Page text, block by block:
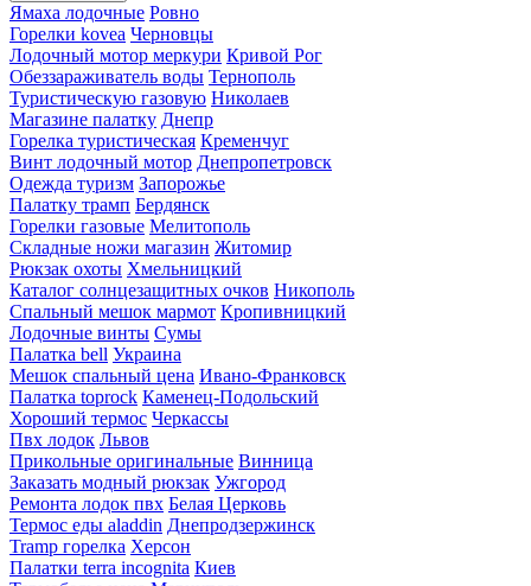
Ямаха лодочные Ровно
Горелки kovea Черновцы
Лодочный мотор меркури Кривой Рог
Обеззараживатель воды Тернополь
Туристическую газовую Николаев
Магазине палатку Днепр
Горелка туристическая Кременчуг
Винт лодочный мотор Днепропетровск
Одежда туризм Запорожье
Палатку трамп Бердянск
Горелки газовые Мелитополь
Складные ножи магазин Житомир
Рюкзак охоты Хмельницкий
Каталог солнцезащитных очков Никополь
Спальный мешок мармот Кропивницкий
Лодочные винты Сумы
Палатка bell Украина
Мешок спальный цена Ивано-Франковск
Палатка toprock Каменец-Подольский
Хороший термос Черкассы
Пвх лодок Львов
Прикольные оригинальные Винница
Заказать модный рюкзак Ужгород
Ремонта лодок пвх Белая Церковь
Термос еды aladdin Днепродзержинск
Tramp горелка Херсон
Палатки terra incognita Киев